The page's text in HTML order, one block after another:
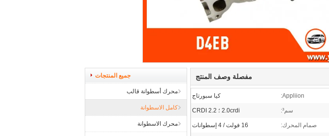
جميع المنتجات
محرك أسطوانة قالب
كامل الاسطوانة
محرك الاسطوانة
مفصلة وصف المنتج
Appliion: كيا سبورتاج
سم³: 2.0crdi ؛ 2.2 CRDI
صمام المحرك: 16 فولت / 4 إسطوانات